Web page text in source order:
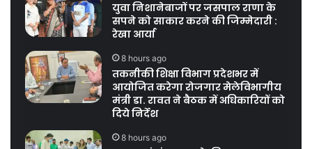
युवा निशानेबाजों पर जसपाल राणा के
सपने को साकार करने की जिम्मेदारी :
रेखा आर्या
8 hours ago
तकनीकी शिक्षा विभाग प्रदेशभर में
आयोजित करेगा रोजगार मेलेविभागीय
मंत्री डा. रावत ने बैठक में अधिकारियों को
दिये निर्देश
8 hours ago